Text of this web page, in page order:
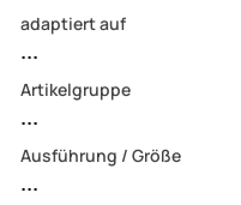
Fiat
Honda
Lancia
107
206
208
adaptiert auf
...
100-120er Lautsprecher
130er Lautsprecher
Artikelgruppe
...
Lautsprecherringe MDF
Ausführung / Größe
...